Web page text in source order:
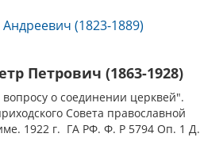
(1823-1889)
Петрович (1863-1928)
о соединении церквей".
Совета православной
1922 г. ГА РФ. Ф. Р 5794 Оп. 1 Д.